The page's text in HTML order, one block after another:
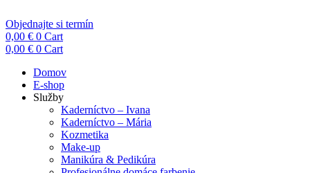
Objednajte si termín
0,00 € 0 Cart
0,00 € 0 Cart
Domov
E-shop
Služby
Kaderníctvo – Ivana
Kaderníctvo – Mária
Kozmetika
Make-up
Manikúra & Pedikúra